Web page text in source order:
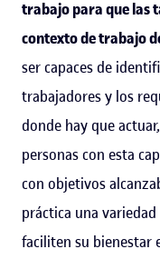
trabajo para que las
contexto de trabajo
ser capaces de
trabajadores y los
donde hay que
personas con esta
con objetivos
práctica una
faciliten su bienestar